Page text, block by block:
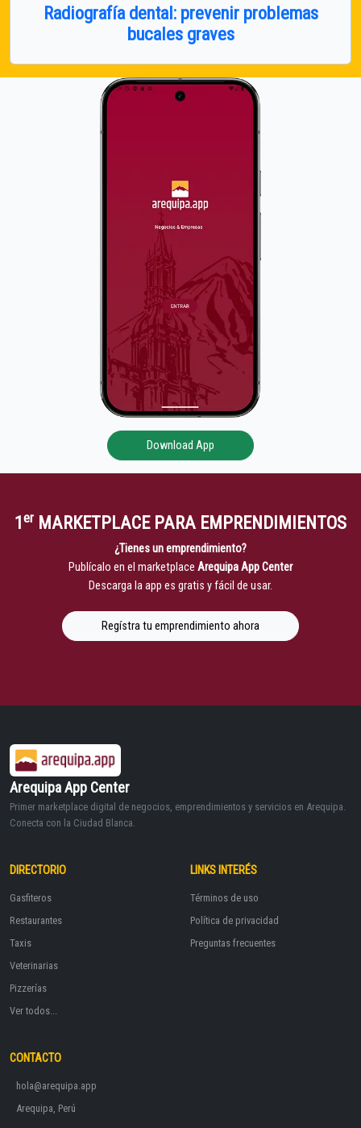
Radiografía dental: prevenir problemas
bucales graves
Download App
1er MARKETPLACE PARA EMPRENDIMIENTOS
¿Tienes un emprendimiento?
Publícalo en el marketplace Arequipa App Center
Descarga la app es gratis y fácil de usar.
Regístra tu emprendimiento ahora
Arequipa App Center
Primer marketplace digital de negocios, emprendimientos y servicios en Arequipa.
Conecta con la Ciudad Blanca.
DIRECTORIO
Gasfiteros
Restaurantes
Taxis
Veterinarias
Pizzerías
Ver todos...
LINKS INTERÉS
Términos de uso
Política de privacidad
Preguntas frecuentes
CONTACTO
hola@arequipa.app
Arequipa, Perú